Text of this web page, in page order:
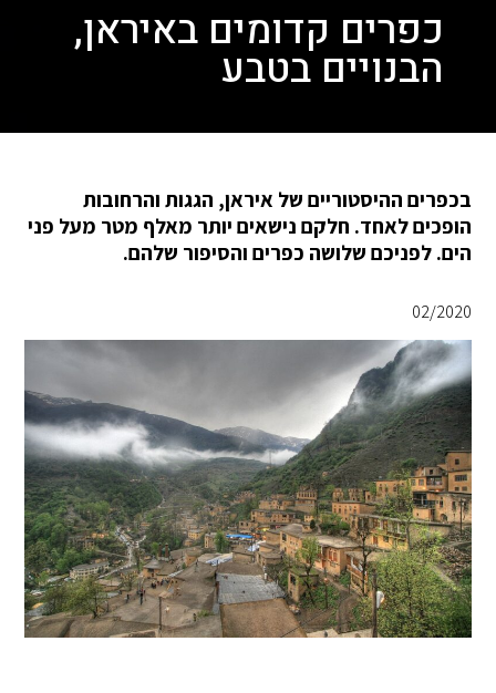
כפרים קדומים באיראן,
הבנויים בטבע
בכפרים ההיסטוריים של איראן, הגגות והרחובות
הופכים לאחד. חלקם נישאים יותר מאלף מטר מעל פני
הים. לפניכם שלושה כפרים והסיפור שלהם.
02/2020